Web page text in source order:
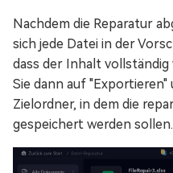
Nachdem die Reparatur
sich jede Datei in der
dass der Inhalt
Sie dann auf "Exportieren"
Zielordner, in dem die
gespeichert werden sollen.